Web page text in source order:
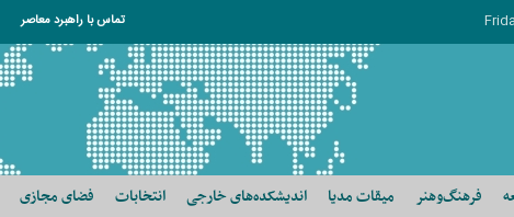
تماس با راهبرد معاصر
فرهنگ‌وهنر میقات مدیا اندیشکده‌های خارجی انتخابات فضای مجازی